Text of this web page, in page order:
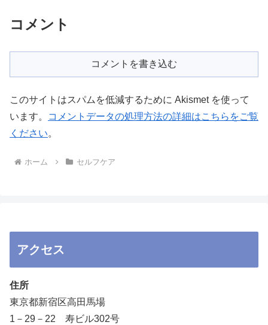
コメント
コメントを書き込む
このサイトはスパムを低減するために Akismet を使って
います。
コメントデータの処理方法の詳細はこちらをご覧
ください。
ホーム セルフケア
アクセス
住所
東京都新宿区高田馬場
1－29－22 寿ビル302号